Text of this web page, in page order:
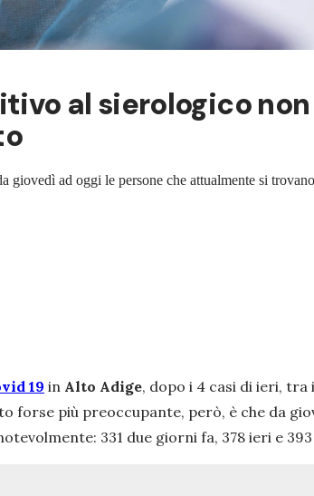
al sierologico
giovedì ad oggi le persone che attualmente si
19 in Alto Adige, dopo i 4 casi di ieri, tra
forse più preoccupante, però, è che da
331 due giorni fa, 378 ieri e